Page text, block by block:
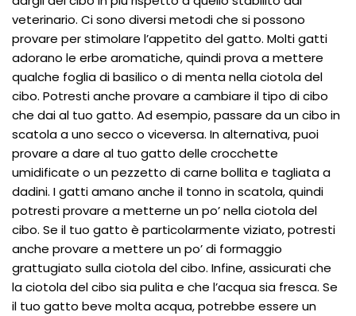
veterinario. Ci sono diversi metodi che si possono
provare per stimolare l’appetito del gatto. Molti gatti
adorano le erbe aromatiche, quindi prova a mettere
qualche foglia di basilico o di menta nella ciotola del
cibo. Potresti anche provare a cambiare il tipo di cibo
che dai al tuo gatto. Ad esempio, passare da un cibo in
scatola a uno secco o viceversa. In alternativa, puoi
provare a dare al tuo gatto delle crocchette
umidificate o un pezzetto di carne bollita e tagliata a
dadini. I gatti amano anche il tonno in scatola, quindi
potresti provare a metterne un po’ nella ciotola del
cibo. Se il tuo gatto è particolarmente viziato, potresti
anche provare a mettere un po’ di formaggio
grattugiato sulla ciotola del cibo. Infine, assicurati che
la ciotola del cibo sia pulita e che l’acqua sia fresca. Se
il tuo gatto beve molta acqua, potrebbe essere un